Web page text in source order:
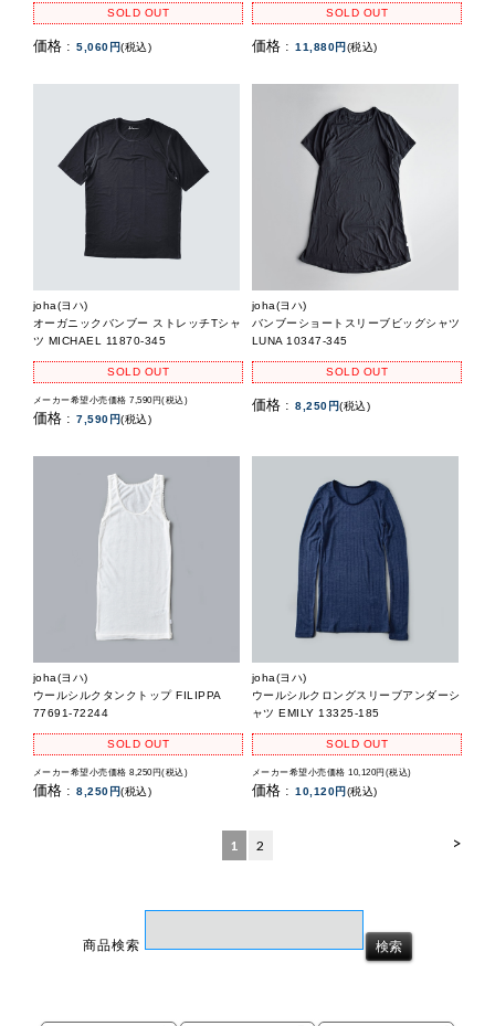
SOLD OUT
価格 : 5,060円(税込)
SOLD OUT
価格 : 11,880円 (税込)
joha(ヨハ)
オーガニックバンブー ストレッチTシャ
ツ MICHAEL 11870-345
SOLD OUT
メーカー希望小売価格 7,590円(税込)
価格 : 7,590円(税込)
joha(ヨハ)
バンブーショートスリーブビッグシャツ
LUNA 10347-345
SOLD OUT
価格 : 8,250円(税込)
joha(ヨハ)
ウールシルクタンクトップ FILIPPA
77691-72244
SOLD OUT
メーカー希望小売価格 8,250円(税込)
価格 : 8,250円(税込)
joha(ヨハ)
ウールシルクロングスリーブアンダーシ
ャツ EMILY 13325-185
SOLD OUT
メーカー希望小売価格 10,120円(税込)
価格 : 10,120円 (税込)
>
1 2
商品検索